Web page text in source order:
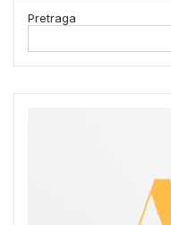
Pretraga